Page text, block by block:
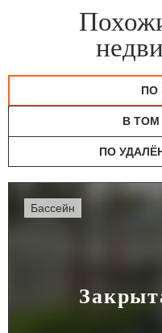
ПО
В ТОМ
ПО
бассейн